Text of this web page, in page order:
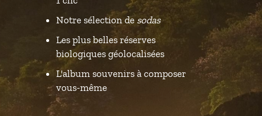
Notre sélection de sodas
Les plus belles réserves
biologiques géolocalisées
L'album souvenirs à composer
vous-même